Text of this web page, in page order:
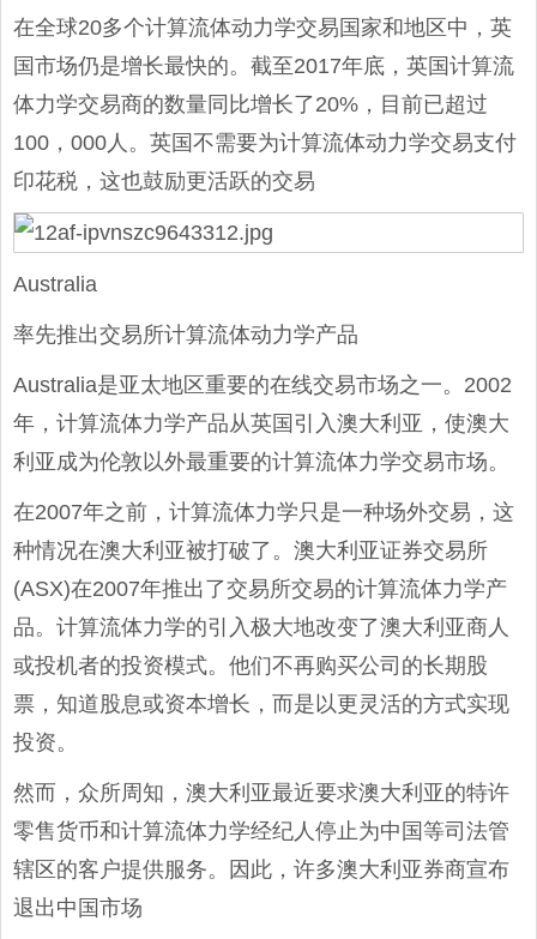
在全球20多个计算流体动力学交易国家和地区中，英
国市场仍是增长最快的。截至2017年底，英国计算流
体力学交易商的数量同比增长了20%，目前已超过
100，000人。英国不需要为计算流体动力学交易支付
印花税，这也鼓励更活跃的交易
Australia
率先推出交易所计算流体动力学产品
Australia是亚太地区重要的在线交易市场之一。2002
年，计算流体力学产品从英国引入澳大利亚，使澳大
利亚成为伦敦以外最重要的计算流体力学交易市场。
在2007年之前，计算流体力学只是一种场外交易，这
种情况在澳大利亚被打破了。澳大利亚证券交易所
(ASX)在2007年推出了交易所交易的计算流体力学产
品。计算流体力学的引入极大地改变了澳大利亚商人
或投机者的投资模式。他们不再购买公司的长期股
票，知道股息或资本增长，而是以更灵活的方式实现
投资。
然而，众所周知，澳大利亚最近要求澳大利亚的特许
零售货币和计算流体力学经纪人停止为中国等司法管
辖区的客户提供服务。因此，许多澳大利亚券商宣布
退出中国市场